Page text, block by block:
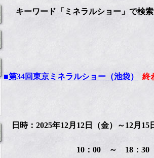
キーワード「ミネラルショー」で検索
■第34回東京ミネラルショー（池袋） 終
日時：2025年12月12日（金）～12月15
10：00 ～ 18：30